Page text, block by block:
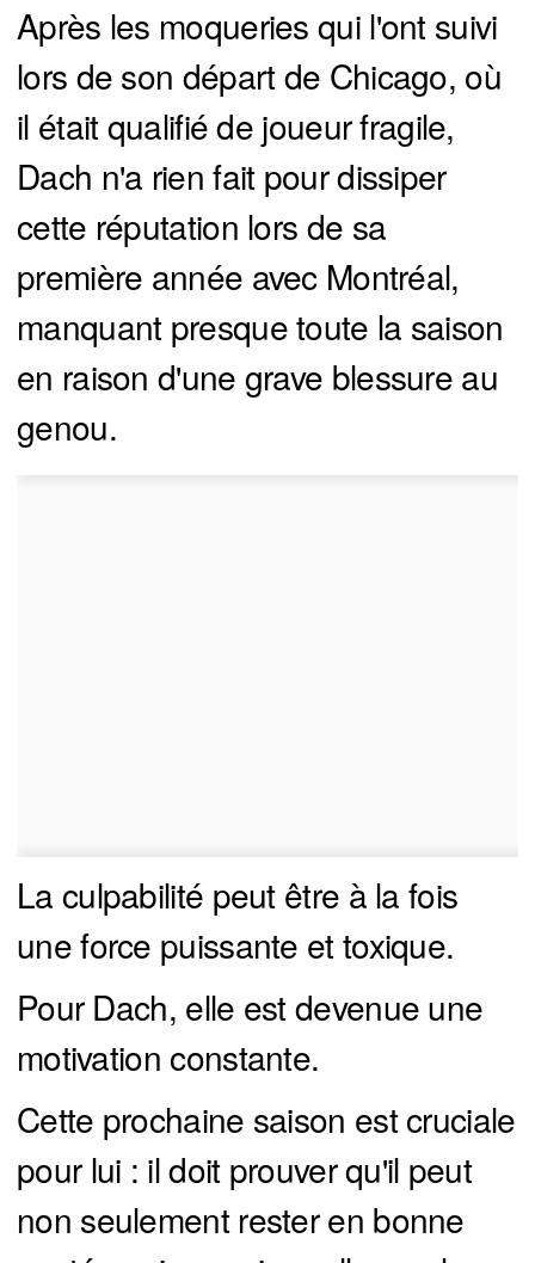
Après les moqueries qui l'ont suivi
lors de son départ de Chicago, où
il était qualifié de joueur fragile,
Dach n'a rien fait pour dissiper
cette réputation lors de sa
première année avec Montréal,
manquant presque toute la saison
en raison d'une grave blessure au
genou.
La culpabilité peut être à la fois
une force puissante et toxique.
Pour Dach, elle est devenue une
motivation constante.
Cette prochaine saison est cruciale
pour lui : il doit prouver qu'il peut
non seulement rester en bonne